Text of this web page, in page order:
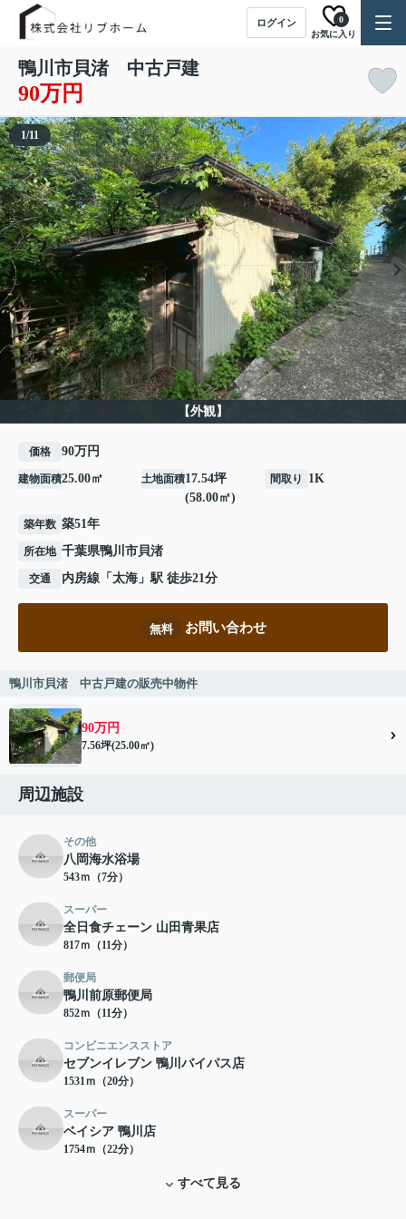
ログイン
お気に入り
0
鴨川市貝渚 中古戸建
90万円
【外観】
1/11
価格 90万円
建物面積25.00㎡ 土地面積17.54坪
(58.00㎡)
間取り 1K
築年数 築51年
所在地 千葉県鴨川市貝渚
交通 内房線 「 太海 」駅 徒歩21分
無料 お問い合わせ
鴨川市貝渚 中古戸建の販売中物件
90万円
7.56坪(25.00㎡)
周辺施設
その他
八岡海水浴場
543ｍ（7分）
スーパー
全日食チェーン 山田青果店
817ｍ（11分）
郵便局
鴨川前原郵便局
852ｍ（11分）
コンビニエンスストア
セブンイレブン 鴨川バイパス店
1531ｍ（20分）
スーパー
ベイシア 鴨川店
1754ｍ（22分）
すべて見る